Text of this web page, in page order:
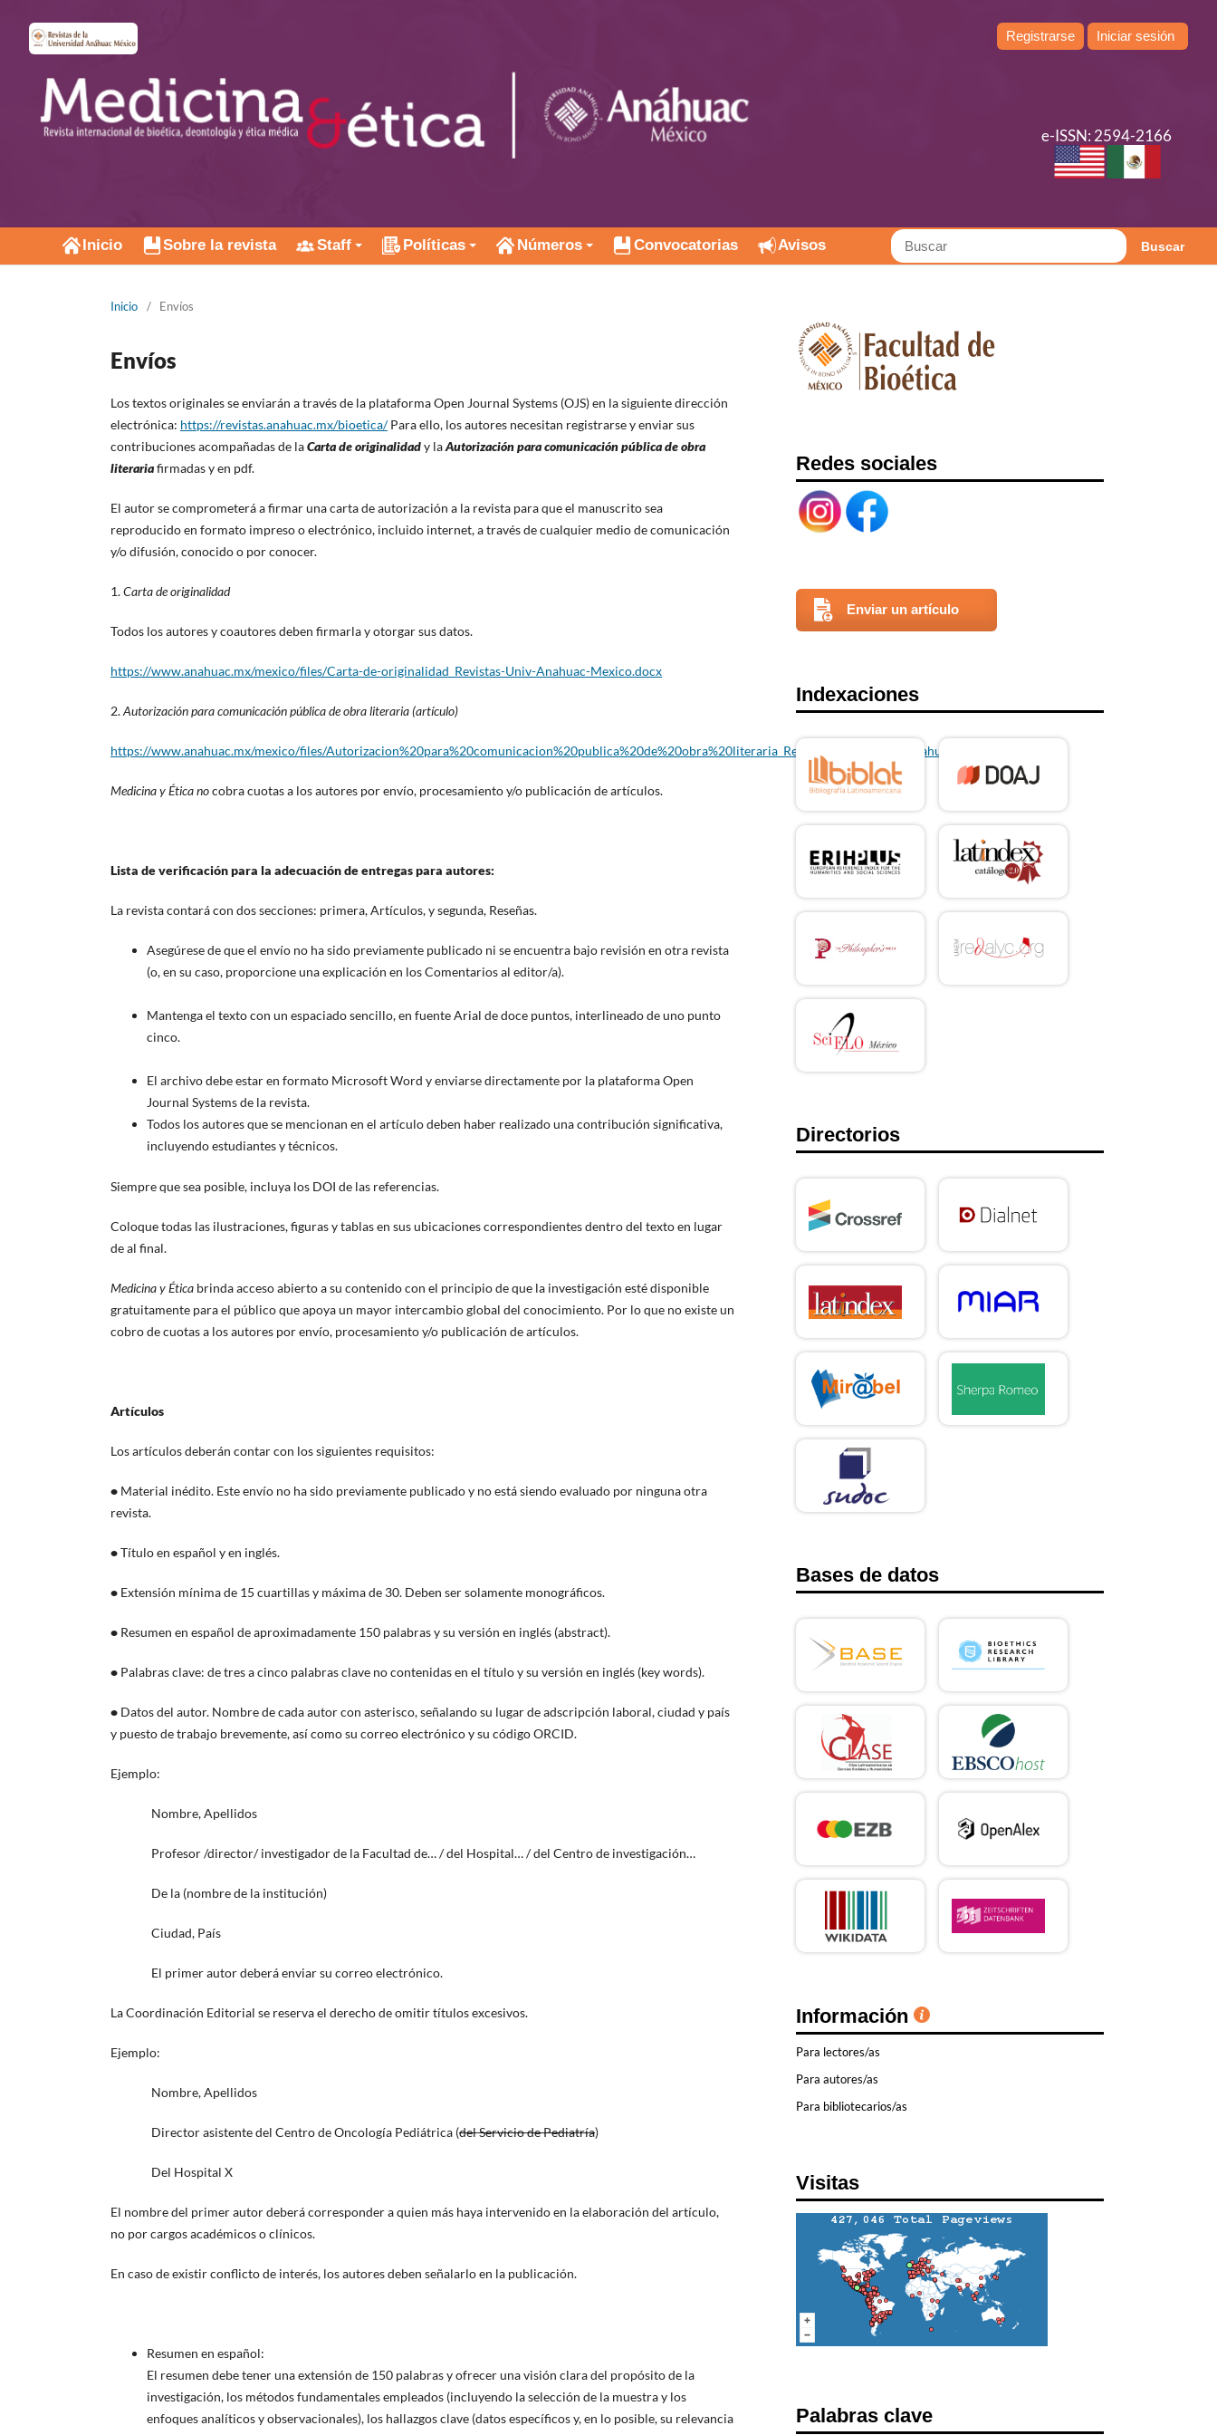
Inicio Sobre la revista Staff Políticas Números Convocatorias Avisos Buscar
Registrarse Iniciar sesión
Inicio / Envíos
Envíos
Los textos originales se enviarán a través de la plataforma Open Journal Systems (OJS) en la siguiente dirección
electrónica: https://revistas.anahuac.mx/bioetica/Para ello, los autores necesitan registrarse y enviar sus
contribuciones acompañadas de laCarta de originalidady laAutorización para comunicación pública de obra
literariafirmadas y en pdf.
El autor se comprometerá a firmar una carta de autorización a la revista para que el manuscrito sea
reproducido en formato impreso o electrónico, incluido internet, a través de cualquier medio de comunicación
y/o difusión, conocido o por conocer.
1.Carta de originalidad
Todos los autores y coautores deben firmarla y otorgar sus datos.
https://www.anahuac.mx/mexico/files/Carta-de-originalidad_Revistas-Univ-Anahuac-Mexico.docx
2.Autorización para comunicación pública de obra literaria (artículo)
https://www.anahuac.mx/mexico/files/Autorizacion%20para%20comunicacion%20publica%20de%20obra%20literaria_Revistas%20Univ%20Anahuac%20Mexico.docx
Medicina y Ética nocobra cuotas a los autores por envío, procesamiento y/o publicación de artículos.
Lista de verificación para la adecuación de entregas para autores:
La revista contará con dos secciones: primera, Artículos, y segunda, Reseñas.
Asegúrese de que el envío no ha sido previamente publicado ni se encuentra bajo revisión en otra revista
(o, en su caso, proporcione una explicación en los Comentarios al editor/a).
Mantenga el texto con un espaciado sencillo, en fuente Arial de doce puntos, interlineado de uno punto
cinco.
El archivo debe estar en formato Microsoft Word y enviarse directamente por la plataforma Open
Journal Systems de la revista.
Todos los autores que se mencionan en el artículo deben haber realizado una contribución significativa,
incluyendo estudiantes y técnicos.
Siempre que sea posible, incluya los DOI de las referencias.
Coloque todas las ilustraciones, figuras y tablas en sus ubicaciones correspondientes dentro del texto en lugar
de al final.
Medicina y Ética brinda acceso abierto a su contenido con el principio de que la investigación esté disponible
gratuitamente para el público que apoya un mayor intercambio global del conocimiento. Por lo que no existe un
cobro de cuotas a los autores por envío, procesamiento y/o publicación de artículos.
Artículos
Los artículos deberán contar con los siguientes requisitos:
• Material inédito. Este envío no ha sido previamente publicado y no está siendo evaluado por ninguna otra
revista.
•Título en español y en inglés.
• Extensión mínima de 15 cuartillas y máxima de 30. Deben ser solamente monográficos.
• Resumen en español de aproximadamente 150 palabras y su versión en inglés (abstract).
• Palabras clave: de tres a cinco palabras clave no contenidas en el título y su versión en inglés (key words).
• Datos del autor. Nombre de cada autor con asterisco, señalando su lugar de adscripción laboral, ciudad y país
y puesto de trabajo brevemente, así como su correo electrónico y su código ORCID.
Ejemplo:
Nombre, Apellidos
Profesor /director/ investigador de la Facultad de… / del Hospital… / del Centro de investigación…
De la (nombre de la institución)
Ciudad, País
El primer autor deberá enviar su correo electrónico.
La Coordinación Editorial se reserva el derecho de omitir títulos excesivos.
Ejemplo:
Nombre, Apellidos
Director asistente del Centro de Oncología Pediátrica (del Servicio de Pediatría)
Del Hospital X
El nombre del primer autor deberá corresponder a quien más haya intervenido en la elaboración del artículo,
no por cargos académicos o clínicos.
En caso de existir conflicto de interés, los autores deben señalarlo en la publicación.
Resumen en español:
El resumen debe tener una extensión de 150 palabras y ofrecer una visión clara del propósito de la
investigación, los métodos fundamentales empleados (incluyendo la selección de la muestra y los
enfoques analíticos y observacionales), los hallazgos clave (datos específicos y, en lo posible, su relevancia
Redes sociales
Enviar un artículo
Indexaciones
Directorios
Bases de datos
Información
Para lectores/as
Para autores/as
Para bibliotecarios/as
Visitas
Palabras clave
e-ISSN: 2594-2166